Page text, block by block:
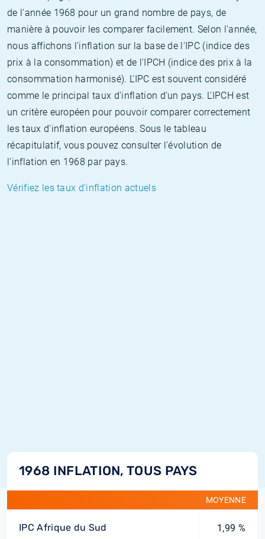
de l'année 1968 pour un grand nombre de pays, de
manière à pouvoir les comparer facilement. Selon l'année,
nous affichons l'inflation sur la base de l'IPC (indice des
prix à la consommation) et de l'IPCH (indice des prix à la
consommation harmonisé). L'IPC est souvent considéré
comme le principal taux d'inflation d'un pays. L'IPCH est
un critère européen pour pouvoir comparer correctement
les taux d'inflation européens. Sous le tableau
récapitulatif, vous pouvez consulter l'évolution de
l'inflation en 1968 par pays.
Vérifiez les taux d'inflation actuels
1968 INFLATION, TOUS PAYS
MOYENNE
IPC Afrique du Sud 1,99 %